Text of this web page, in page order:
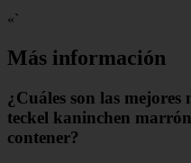
«`
Más información
¿Cuáles son las
teckel kaninchen
contener?